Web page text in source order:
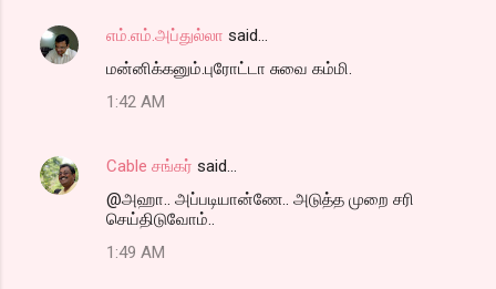
C
e
எம்.எம்.அப்துல்லா said…
மன்னிக்கனும்.புரோட்டா சுவை கம்மி.
1:42 AM
Cable சங்கர் said…
@அஹா.. அப்படியான்ணே.. அடுத்த முறை சரி
செய்திடுவோம்..
1:49 AM